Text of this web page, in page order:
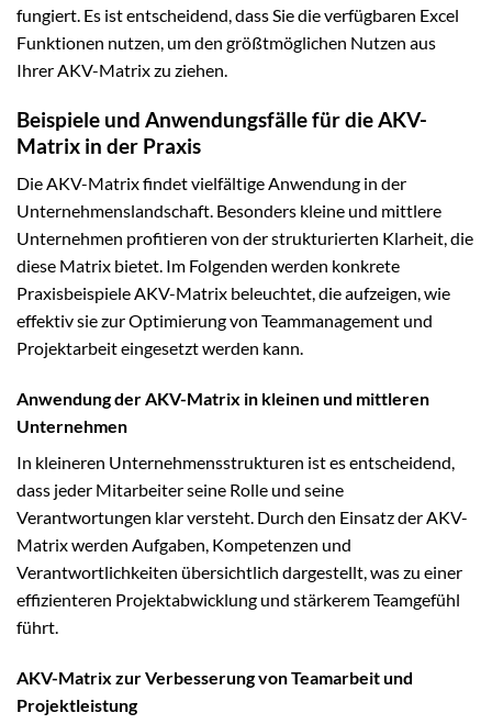
fungiert. Es ist entscheidend, dass Sie die verfügbaren Excel
Funktionen nutzen, um den größtmöglichen Nutzen aus
Ihrer AKV-Matrix zu ziehen.
Beispiele und Anwendungsfälle für die AKV-
Matrix in der Praxis
Die AKV-Matrix findet vielfältige Anwendung in der
Unternehmenslandschaft. Besonders kleine und mittlere
Unternehmen profitieren von der strukturierten Klarheit, die
diese Matrix bietet. Im Folgenden werden konkrete
Praxisbeispiele AKV-Matrix beleuchtet, die aufzeigen, wie
effektiv sie zur Optimierung von Teammanagement und
Projektarbeit eingesetzt werden kann.
Anwendung der AKV-Matrix in kleinen und mittleren
Unternehmen
In kleineren Unternehmensstrukturen ist es entscheidend,
dass jeder Mitarbeiter seine Rolle und seine
Verantwortungen klar versteht. Durch den Einsatz der AKV-
Matrix werden Aufgaben, Kompetenzen und
Verantwortlichkeiten übersichtlich dargestellt, was zu einer
effizienteren Projektabwicklung und stärkerem Teamgefühl
führt.
AKV-Matrix zur Verbesserung von Teamarbeit und
Projektleistung